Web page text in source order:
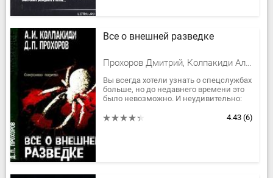
Все о внешней разведке
Прохоров Дмитрий, Колпакиди Александр Иванович
Вы всегда хотели узнать о спецслужбах
больше, но до недавнего времени это
было невозможно. И неудивительно:
составляли государственную...
4.43 (6)